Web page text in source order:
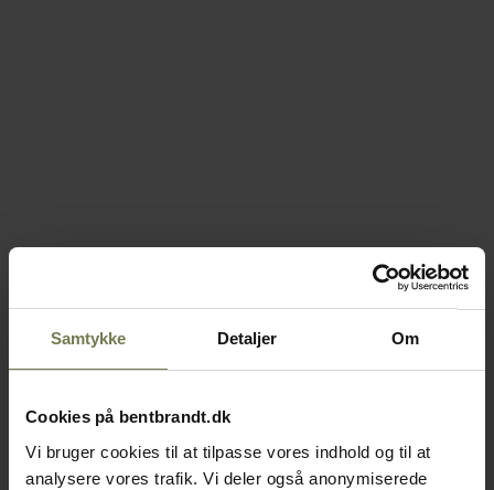
Samtykke Detaljer Om
Cookies på bentbrandt.dk
Vi bruger cookies til at tilpasse vores indhold og til at
analysere vores trafik. Vi deler også anonymiserede